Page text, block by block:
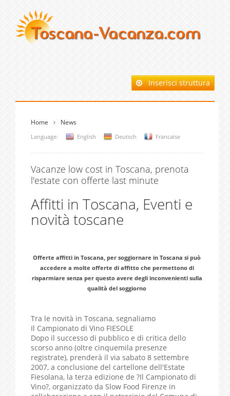
Inserisci struttura
Home News
Language: English Deutsch Francaise
Vacanze low cost in Toscana, prenota
l'estate con offerte last minute
Affitti in Toscana, Eventi e
novità toscane
Offerte affitti in Toscana, per soggiornare in Toscana si può
accedere a molte offerte di affitto che permettono di
risparmiare senza per questo avere degli inconvenienti sulla
qualità del soggiorno
Tra le novità in Toscana, segnaliamo
Il Campionato di Vino FIESOLE
Dopo il successo di pubblico e di critica dello
scorso anno (oltre cinquemila presenze
registrate), prenderà il via sabato 8 settembre
2007, a conclusione del cartellone dell'Estate
Fiesolana, la terza edizione de ?Il Campionato di
Vino?, organizzato da Slow Food Firenze in